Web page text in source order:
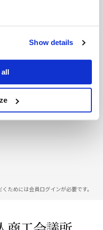
Show details
くためには会員ログインが必要です。